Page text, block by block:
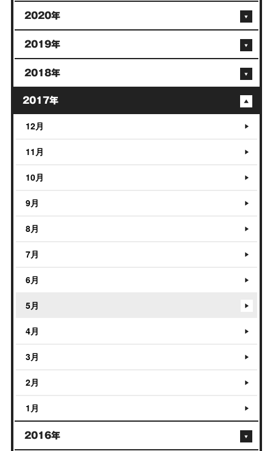
2020年
2019年
2018年
2017年
12月
11月
10月
9月
8月
7月
6月
5月
4月
3月
2月
1月
2016年